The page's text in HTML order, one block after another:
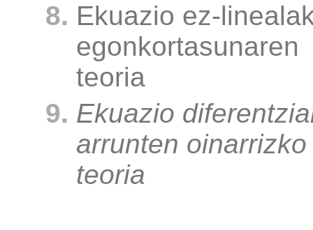
Ekuazio ez-
egonkortasunaren
teoria
Ekuazio
arrunten oinarrizko
teoria